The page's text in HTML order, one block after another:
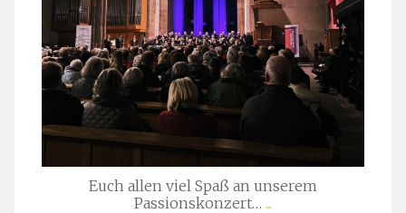
Euch allen viel Spaß an unserem
Passionskonzert… ...